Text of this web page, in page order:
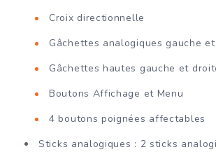
Croix directionnelle
Gâchettes analogiques gauche
Gâchettes hautes gauche et
Boutons Affichage et Menu
4 boutons poignées affectables
Sticks analogiques : 2 sticks